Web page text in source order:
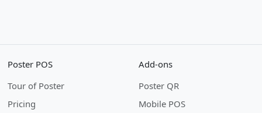
Poster POS
Tour of Poster
Pricing
Add-ons
Poster QR
Mobile POS